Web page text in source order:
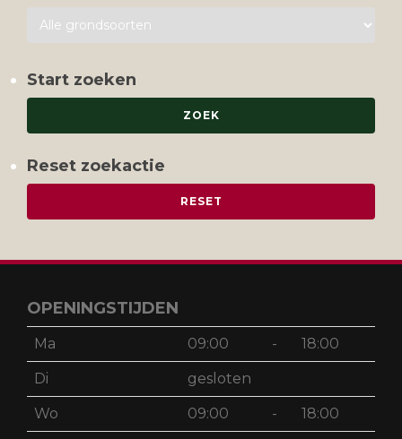
Start zoeken
Reset zoekactie
OPENINGSTIJDEN
Ma 09:00 - 18:00
Di gesloten
Wo 09:00 - 18:00